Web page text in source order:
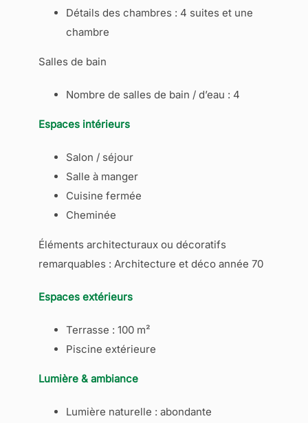
Détails des chambres : 4 suites et une
chambre
Salles de bain
Nombre de salles de bain / d’eau : 4
Espaces intérieurs
Salon / séjour
Salle à manger
Cuisine fermée
Cheminée
Éléments architecturaux ou décoratifs
remarquables : Architecture et déco année 70
Espaces extérieurs
Terrasse : 100 m²
Piscine extérieure
Lumière & ambiance
Lumière naturelle : abondante